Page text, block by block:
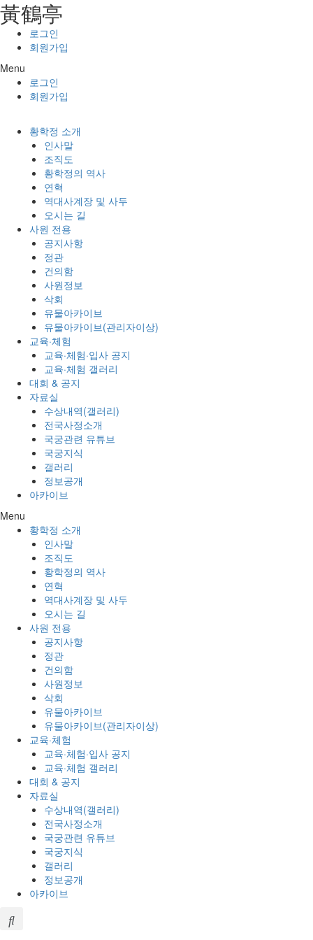
콘텐츠로
건너뛰기
⿈鶴亭
로그인
회원가입
Menu
로그인
회원가입
황학정 소개
인사말
조직도
황학정의 역사
연혁
역대사계장 및 사두
오시는 길
사원 전용
공지사항
정관
건의함
사원정보
삭회
유물아카이브
유물아카이브(관리자이상)
교육·체험
교육·체험·입사 공지
교육·체험 갤러리
대회 & 공지
자료실
수상내역(갤러리)
전국사정소개
국궁관련 유튜브
국궁지식
갤러리
정보공개
아카이브
Menu
황학정 소개
인사말
조직도
황학정의 역사
연혁
역대사계장 및 사두
오시는 길
사원 전용
공지사항
정관
건의함
사원정보
삭회
유물아카이브
유물아카이브(관리자이상)
교육·체험
교육·체험·입사 공지
교육·체험 갤러리
대회 & 공지
자료실
수상내역(갤러리)
전국사정소개
국궁관련 유튜브
국궁지식
갤러리
정보공개
아카이브